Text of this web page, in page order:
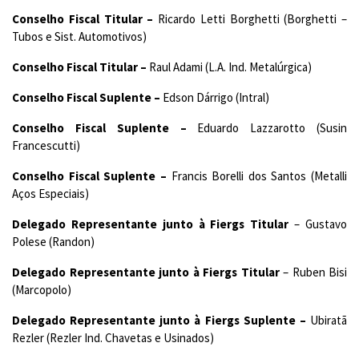
Conselho Fiscal Titular – Ricardo Letti Borghetti (Borghetti –
Tubos e Sist. Automotivos)
Conselho Fiscal Titular – Raul Adami (L.A. Ind. Metalúrgica)
Conselho Fiscal Suplente – Edson Dárrigo (Intral)
Conselho Fiscal Suplente – Eduardo Lazzarotto (Susin
Francescutti)
Conselho Fiscal Suplente – Francis Borelli dos Santos (Metalli
Aços Especiais)
Delegado Representante junto à Fiergs Titular– Gustavo
Polese (Randon)
Delegado Representante junto à Fiergs Titular– Ruben Bisi
(Marcopolo)
Delegado Representante junto à Fiergs Suplente – Ubiratã
Rezler (Rezler Ind. Chavetas e Usinados)